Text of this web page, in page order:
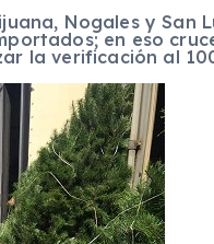
Nogales y San
en eso
la verificación al